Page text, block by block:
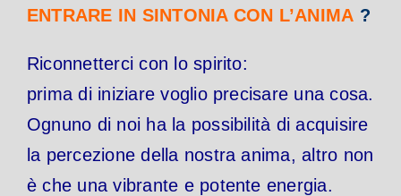
ENTRARE IN SINTONIA CON L’ANIMA ?
Riconnetterci con lo spirito:
prima di iniziare voglio precisare una cosa.
Ognuno di noi ha la possibilità di acquisire
la percezione della nostra anima, altro non
è che una vibrante e potente energia.